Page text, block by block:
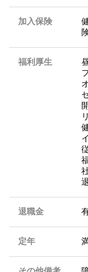
加入保険
福利厚生
退職金
定年